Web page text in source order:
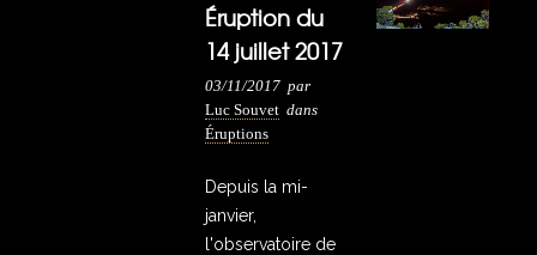
Éruption du
14 juillet 2017
03/11/2017 par
Luc Souvet dans
Éruptions
Depuis la mi-
janvier,
l'observatoire de